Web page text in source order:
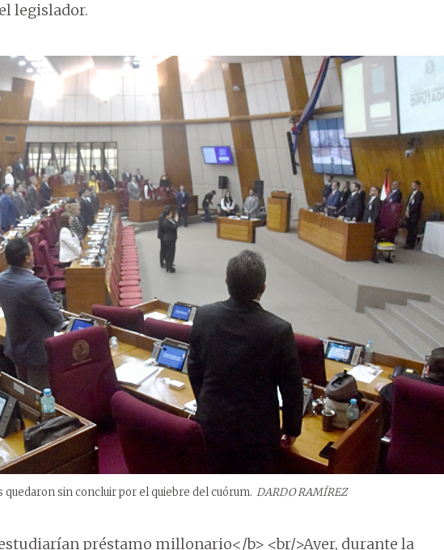
legislador.
sin concluir por el quiebre del cuórum. DARDO RAMÍREZ
préstamo millonario</b> <br/>Ayer, durante la